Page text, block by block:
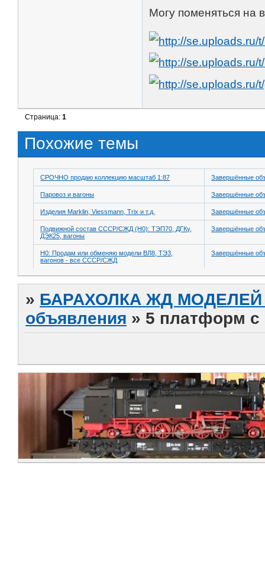
Могу поменяться на
Страница:1
Похожие темы
СРОЧНО продаю коллекцию масштаб 1:87 Завершённые
Паровоз и вагоны Завершённые
Изделия Marklin, Viessmann, Trix и т.д. Завершённые
Подвижной состав СССР/СЖД (H0): ТЭП70, ДГКу,
ДЭК25, вагоны
Завершённые
H0: Продам или обменяю модели ВЛ8, ТЭ3,
вагонов - все СССР/СЖД
Завершённые
» БАРАХОЛКА ЖД МОДЕЛЕЙ
объявления » 5 платформ с